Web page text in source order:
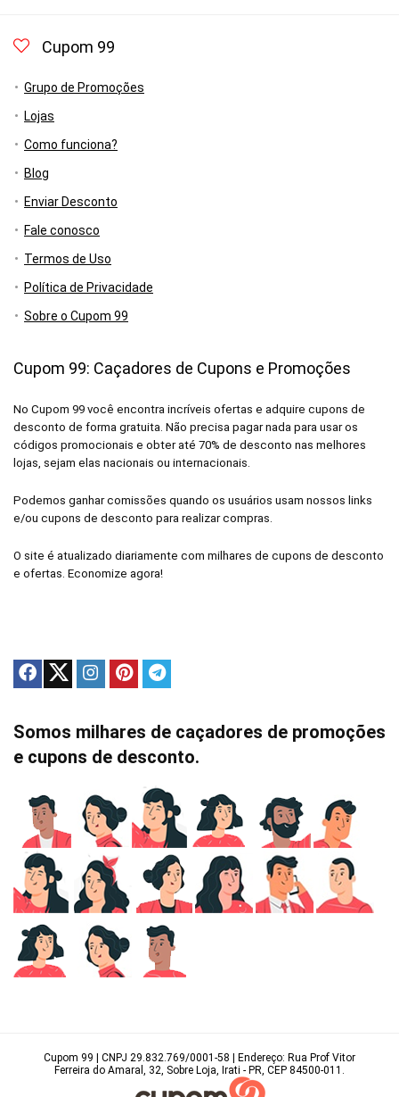
Cupom 99
Grupo de Promoções
Lojas
Como funciona?
Blog
Enviar Desconto
Fale conosco
Termos de Uso
Política de Privacidade
Sobre o Cupom 99
Cupom 99: Caçadores de Cupons e Promoções
No Cupom 99 você encontra incríveis ofertas e adquire cupons de
desconto de forma gratuita. Não precisa pagar nada para usar os
códigos promocionais e obter até 70% de desconto nas melhores
lojas, sejam elas nacionais ou internacionais.
Podemos ganhar comissões quando os usuários usam nossos links
e/ou cupons de desconto para realizar compras.
O site é atualizado diariamente com milhares de cupons de desconto
e ofertas. Economize agora!
Somos milhares de caçadores de promoções
e cupons de desconto.
Cupom 99 | CNPJ 29.832.769/0001-58 | Endereço: Rua Prof Vitor
Ferreira do Amaral, 32, Sobre Loja, Irati - PR, CEP 84500-011.